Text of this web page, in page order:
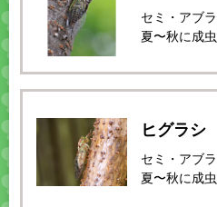
セミ・アブ
夏〜秋に成
ヒグラシ
セミ・アブ
夏〜秋に成